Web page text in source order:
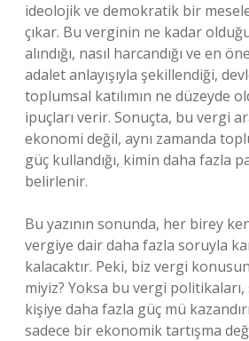
ideolojik ve demokratik bir
çıkar. Bu verginin ne kadar
alındığı, nasıl harcandığı ve en
adalet anlayışıyla şekillendiği,
toplumsal katılımın ne düzeyde
ipuçları verir. Sonuçta, bu vergi
ekonomi değil, aynı zamanda
güç kullandığı, kimin daha fazla
belirlenir.
Bu yazının sonunda, her birey
vergiye dair daha fazla soruyla
kalacaktır. Peki, biz vergi
miyiz? Yoksa bu vergi
kişiye daha fazla güç mü
sadece bir ekonomik tartışma